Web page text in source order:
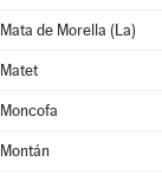
Mata de Morella (La)
Matet
Moncofa
Montán